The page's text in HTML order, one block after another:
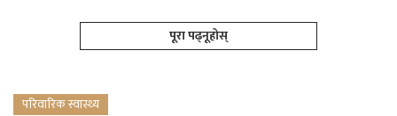
पूरा पढ्नूहोस्
परिवारिक स्वास्थ्य